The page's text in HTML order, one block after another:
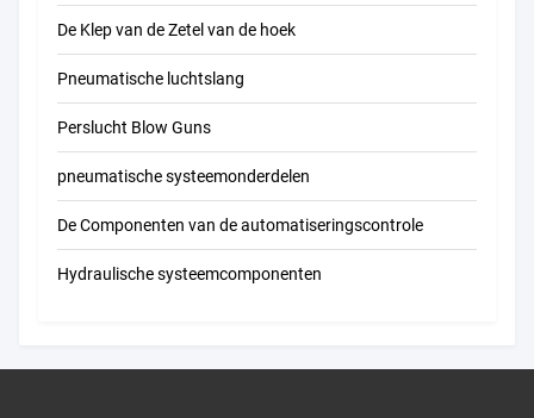
De Klep van de Zetel van de hoek
Pneumatische luchtslang
Perslucht Blow Guns
pneumatische systeemonderdelen
De Componenten van de automatiseringscontrole
Hydraulische systeemcomponenten